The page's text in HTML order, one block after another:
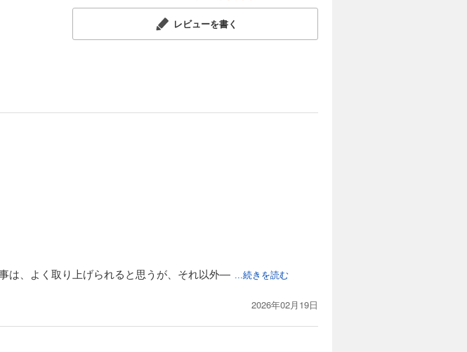
菓子、おいり、おしもん、ふやき、
、加美代飴、あかだ・くつわ、唐
児餅、行者餅、あぶりもち、厄除け
五郎力餅、ぶと饅頭
レビューを書く
は、よく取り上げられると思うが、それ以外― ...続きを読む
2026年02月19日